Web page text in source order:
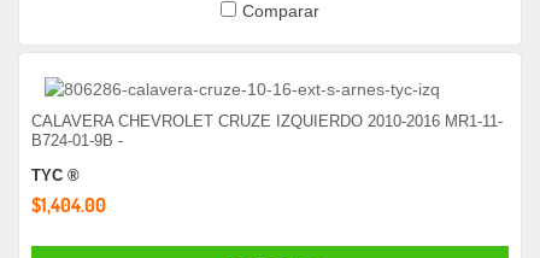
Comparar
CALAVERA CHEVROLET CRUZE IZQUIERDO 2010-2016 MR1-11-
B724-01-9B -
TYC ®
$1,404.00